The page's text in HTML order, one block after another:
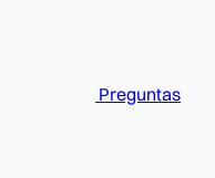
Preguntas